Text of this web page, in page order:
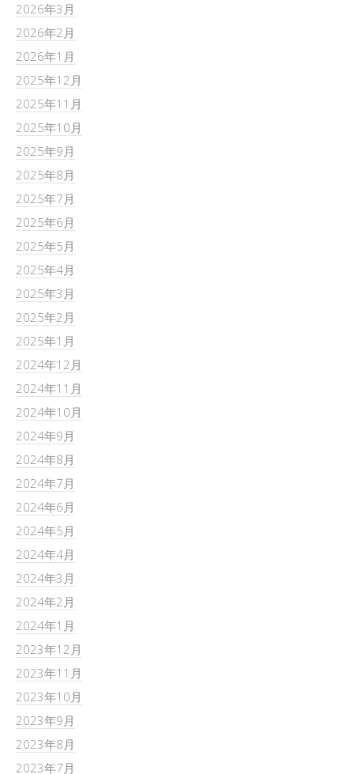
2026年3月
2026年2月
2026年1月
2025年12月
2025年11月
2025年10月
2025年9月
2025年8月
2025年7月
2025年6月
2025年5月
2025年4月
2025年3月
2025年2月
2025年1月
2024年12月
2024年11月
2024年10月
2024年9月
2024年8月
2024年7月
2024年6月
2024年5月
2024年4月
2024年3月
2024年2月
2024年1月
2023年12月
2023年11月
2023年10月
2023年9月
2023年8月
2023年7月